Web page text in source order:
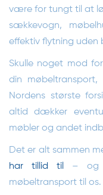
være for tungt til at
sækkevogn,
effektiv flytning uden
Skulle noget mod
din
Nordens største
altid dækker
møbler og andet
Det er alt sammen
har tillid til
– og
møbeltransport til os.